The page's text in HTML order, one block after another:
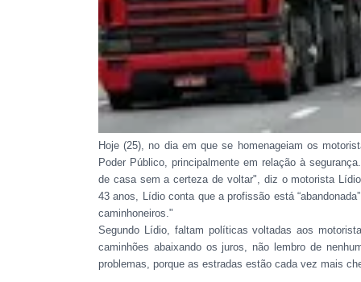
Hoje (25), no dia em que se homenageiam os
Poder Público, principalmente em relação à
de casa sem a certeza de voltar", diz o motorista
43 anos, Lídio conta que a profissão está
caminhoneiros."
Segundo Lídio, faltam políticas voltadas aos
caminhões abaixando os juros, não lembro de
problemas, porque as estradas estão cada vez mais